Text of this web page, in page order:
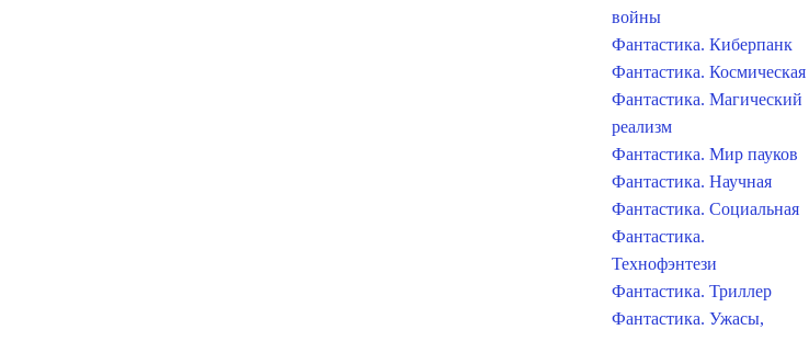
войны
Фантастика. Киберпанк
Фантастика. Космическая
Фантастика. Магический
реализм
Фантастика. Мир пауков
Фантастика. Научная
Фантастика. Социальная
Фантастика.
Технофэнтези
Фантастика. Триллер
Фантастика. Ужасы,